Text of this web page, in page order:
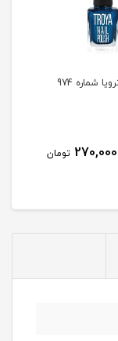
شماره 974
270,000 تومان